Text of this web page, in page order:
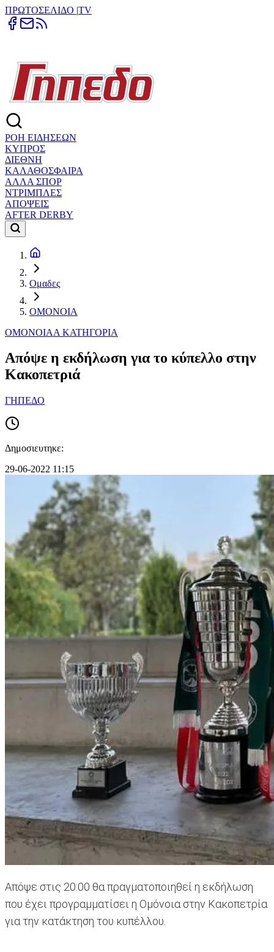
ΠΡΩΤΟΣΕΛΙΔΟ |TV
ΡΟΗ ΕΙΔΗΣΕΩΝ
ΚΥΠΡΟΣ
ΔΙΕΘΝΗ
ΚΑΛΑΘΟΣΦΑΙΡΑ
ΑΛΛΑ ΣΠΟΡ
ΝΤΡΙΜΠΛΕΣ
ΑΠΟΨΕΙΣ
AFTER DERBY
Ομαδες
ΟΜΟΝΟΙΑ
ΟΜΟΝΟΙΑΑ ΚΑΤΗΓΟΡΙΑ
Απόψε η εκδήλωση για το κύπελλο στην
Κακοπετριά
ΓΗΠΕΔΟ
Δημοσιευτηκε:
29-06-2022 11:15
Aπόψε στις 20:00 θα πραγματοποιηθεί η εκδήλωση
που έχει προγραμματίσει η Ομόνοια στην Κακοπετρία
για την κατάκτηση του κυπέλλου.